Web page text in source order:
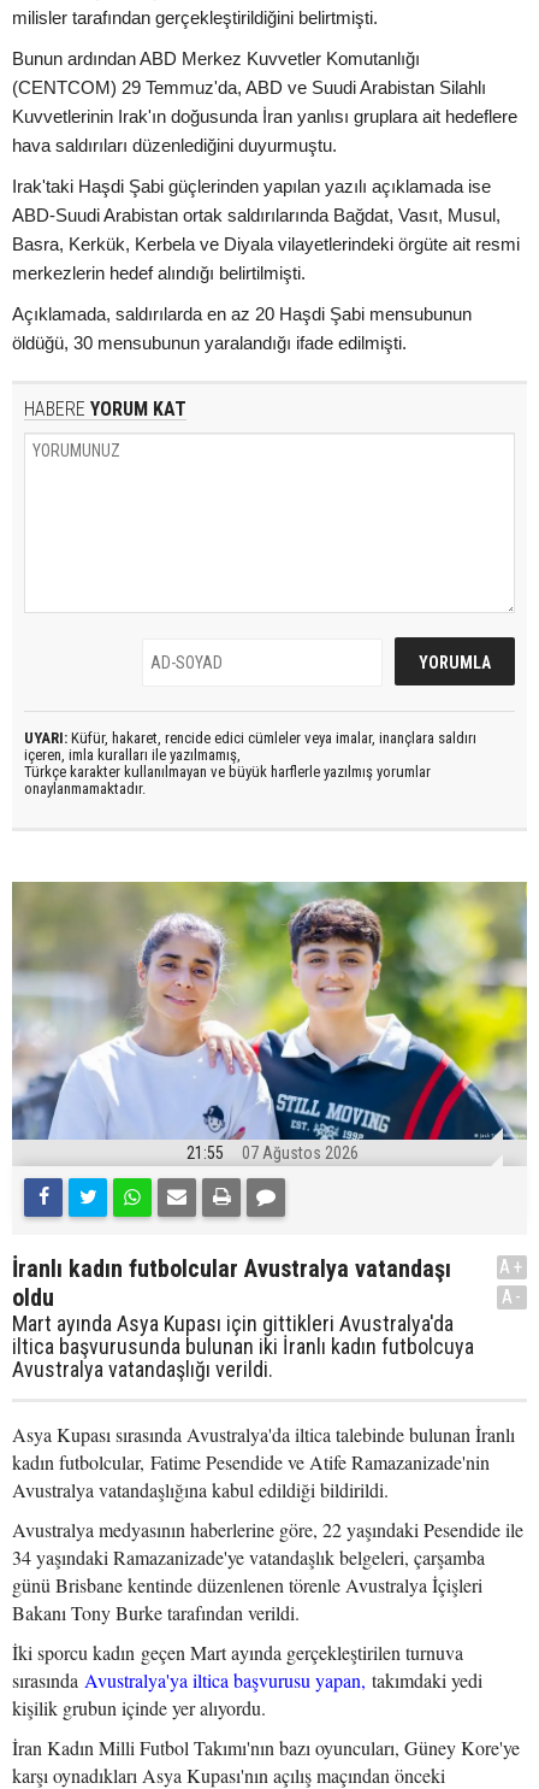
milisler tarafından gerçekleştirildiğini belirtmişti.
Bunun ardından ABD Merkez Kuvvetler Komutanlığı
(CENTCOM) 29 Temmuz'da, ABD ve Suudi Arabistan Silahlı
Kuvvetlerinin Irak'ın doğusunda İran yanlısı gruplara ait hedeflere
hava saldırıları düzenlediğini duyurmuştu.
Irak'taki Haşdi Şabi güçlerinden yapılan yazılı açıklamada ise
ABD-Suudi Arabistan ortak saldırılarında Bağdat, Vasıt, Musul,
Basra, Kerkük, Kerbela ve Diyala vilayetlerindeki örgüte ait resmi
merkezlerin hedef alındığı belirtilmişti.
Açıklamada, saldırılarda en az 20 Haşdi Şabi mensubunun
öldüğü, 30 mensubunun yaralandığı ifade edilmişti.
HABERE YORUM KAT
UYARI: Küfür, hakaret, rencide edici cümleler veya imalar, inançlara saldırı
içeren, imla kuralları ile yazılmamış,
Türkçe karakter kullanılmayan ve büyük harflerle yazılmış yorumlar
onaylanmamaktadır.
21:55 07 Ağustos 2026
İranlı kadın futbolcular Avustralya vatandaşı
oldu
Mart ayında Asya Kupası için gittikleri Avustralya'da
iltica başvurusunda bulunan iki İranlı kadın futbolcuya
Avustralya vatandaşlığı verildi.
A+
A-
Asya Kupası sırasında Avustralya'da iltica talebinde bulunan İranlı
kadın futbolcular, Fatime Pesendide ve Atife Ramazanizade'nin
Avustralya vatandaşlığına kabul edildiği bildirildi.
Avustralya medyasının haberlerine göre, 22 yaşındaki Pesendide ile
34 yaşındaki Ramazanizade'ye vatandaşlık belgeleri, çarşamba
günü Brisbane kentinde düzenlenen törenle Avustralya İçişleri
Bakanı Tony Burke tarafından verildi.
İki sporcu kadın geçen Mart ayında gerçekleştirilen turnuva
sırasında Avustralya'ya iltica başvurusu yapan, takımdaki yedi
kişilik grubun içinde yer alıyordu.
İran Kadın Milli Futbol Takımı'nın bazı oyuncuları, Güney Kore'ye
karşı oynadıkları Asya Kupası'nın açılış maçından önceki